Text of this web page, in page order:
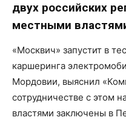
двух российских
местными
«Москвич» запустит в
каршеринга
Мордовии, выяснил
сотрудничестве с этом
властями заключены в